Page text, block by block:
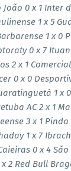
João 0 x 1 Inter
1 x 5
1 x 0
0 x 7
2 x 1
0 x 0
1 x
AC 2 x 1
3 x 1 Pinda
1 x 7
0 x 4
x 2 Red Bull